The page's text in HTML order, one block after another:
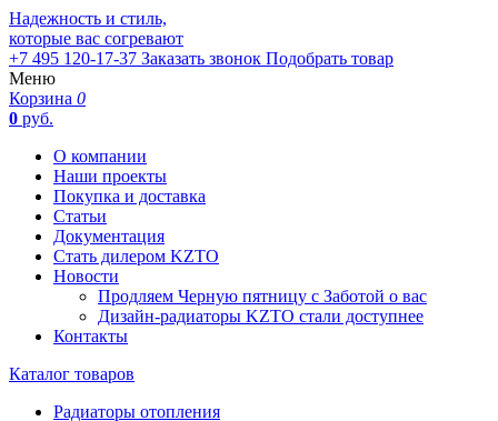
Надежность и стиль,
которые вас согревают
+7 495 120-17-37 Заказать звонок Подобрать товар
Меню
Корзина 0
0 руб.
О компании
Наши проекты
Покупка и доставка
Статьи
Документация
Стать дилером KZTO
Новости
Продляем Черную пятницу с Заботой о вас
Дизайн-радиаторы KZTO стали доступнее
Контакты
Каталог товаров
Радиаторы отопления